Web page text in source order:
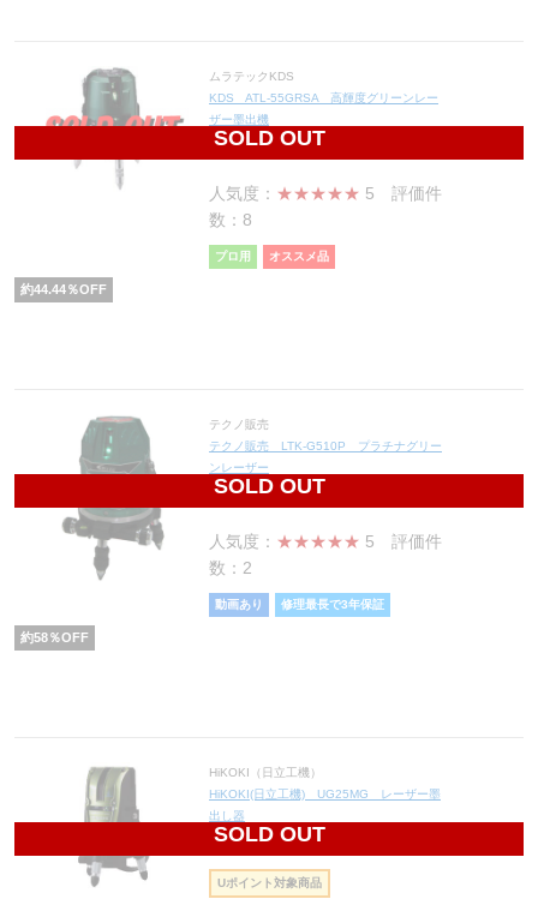
SOLD OUT
ムラテックKDS
KDS ATL-55GRSA 高輝度グリーンレー
ザー墨出機
65,000
人気度： ★★★★★ 5 評価件
数：8
プロ用 オススメ品
約44.44％OFF
SOLD OUT
テクノ販売
テクノ販売 LTK-G510P プラチナグリー
ンレーザー
58,800
人気度： ★★★★★ 5 評価件
数：2
動画あり 修理最長で3年保証
約58％OFF
SOLD OUT
HiKOKI（日立工機）
HiKOKI(日立工機) UG25MG レーザー墨
出し器
154,380
Uポイント対象商品